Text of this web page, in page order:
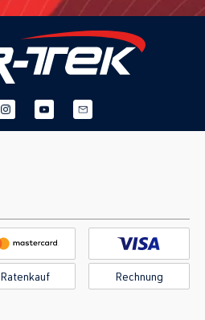
Ratenkauf Rechnung